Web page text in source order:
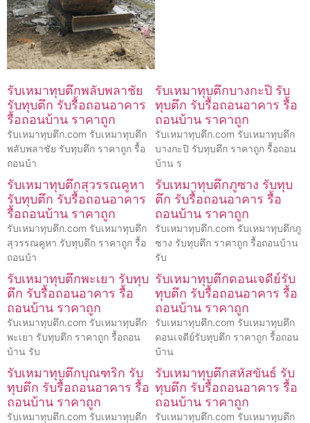
รับเหมาทุบตึกพลับพลาชัย
รับทุบตึก รับรื้อถอนอาคาร
รื้อถอนบ้าน ราคาถูก
รับเหมาทุบตึก.com รับเหมาทุบตึก
พลับพลาชัย รับทุบตึก ราคาถูก รื้อ
ถอนบ้า
รับเหมาทุบตึกบางกะปิ รับ
ทุบตึก รับรื้อถอนอาคาร รื้อ
ถอนบ้าน ราคาถูก
รับเหมาทุบตึก.com รับเหมาทุบตึก
บางกะปิ รับทุบตึก ราคาถูก รื้อถอน
บ้าน ร
รับเหมาทุบตึกสุวรรณคูหา
รับทุบตึก รับรื้อถอนอาคาร
รื้อถอนบ้าน ราคาถูก
รับเหมาทุบตึก.com รับเหมาทุบตึก
สุวรรณคูหา รับทุบตึก ราคาถูก รื้อ
ถอนบ้า
รับเหมาทุบตึกภูซาง รับทุบ
ตึก รับรื้อถอนอาคาร รื้อ
ถอนบ้าน ราคาถูก
รับเหมาทุบตึก.com รับเหมาทุบตึกภู
ซาง รับทุบตึก ราคาถูก รื้อถอนบ้าน
รับ
รับเหมาทุบตึกพะเยา รับทุบ
ตึก รับรื้อถอนอาคาร รื้อ
ถอนบ้าน ราคาถูก
รับเหมาทุบตึก.com รับเหมาทุบตึก
พะเยา รับทุบตึก ราคาถูก รื้อถอน
บ้าน รับ
รับเหมาทุบตึกดอนเจดีย์รับ
ทุบตึก รับรื้อถอนอาคาร รื้อ
ถอนบ้าน ราคาถูก
รับเหมาทุบตึก.com รับเหมาทุบตึก
ดอนเจดีย์รับทุบตึก ราคาถูก รื้อถอน
บ้าน
รับเหมาทุบตึกบุณฑริก รับ
ทุบตึก รับรื้อถอนอาคาร รื้อ
ถอนบ้าน ราคาถูก
รับเหมาทุบตึก.com รับเหมาทุบตึก
รับเหมาทุบตึกสหัสขันธ์ รับ
ทุบตึก รับรื้อถอนอาคาร รื้อ
ถอนบ้าน ราคาถูก
รับเหมาทุบตึก.com รับเหมาทุบตึก